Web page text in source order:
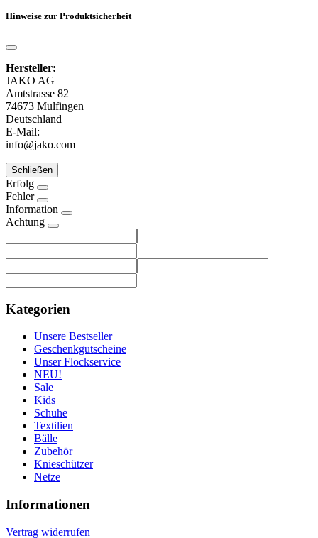
Hinweise zur Produktsicherheit
Hersteller:
JAKO AG
Amtstrasse 82
74673 Mulfingen
Deutschland
E-Mail:
info@jako.com
Schließen
Erfolg
Fehler
Information
Achtung
Kategorien
Unsere Bestseller
Geschenkgutscheine
Unser Flockservice
NEU!
Sale
Kids
Schuhe
Textilien
Bälle
Zubehör
Knieschützer
Netze
Informationen
Vertrag widerrufen